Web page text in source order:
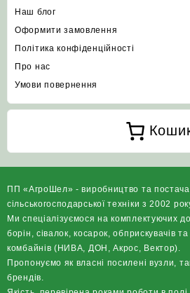
Наш блог
Оформити замовлення
Політика конфіденційності
Про нас
Умови повернення
ПП «АгроШел» - виробництво та
сільськогосподарської техніки з 2002
Ми спеціалізуємося на комплектуючих до
борін, сівалок, косарок, обприскувачів
комбайнів (НИВА, ДОН, Акрос, Вектор).
Пропонуємо як власні посилені вузли,
брендів.